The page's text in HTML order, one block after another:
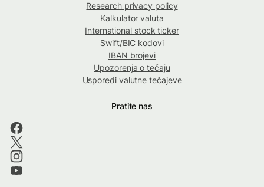
Research privacy policy
Kalkulator valuta
International stock ticker
Swift/BIC kodovi
IBAN brojevi
Upozorenja o tečaju
Usporedi valutne tečajeve
Pratite nas